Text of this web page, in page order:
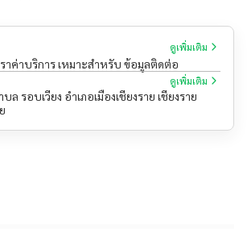
ดูเพิ่มเติม
าค่าบริการ เหมาะสำหรับ ข้อมูลติดต่อ
ดูเพิ่มเติม
รอบเวียง อำเภอเมืองเชียงราย เชียงราย